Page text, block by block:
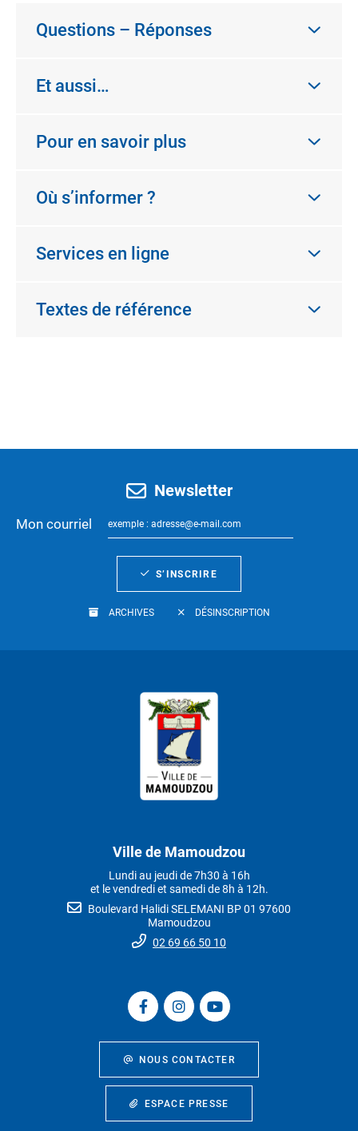
Questions – Réponses
Et aussi…
Pour en savoir plus
Où s’informer ?
Services en ligne
Textes de référence
Newsletter
Mon courriel
S’INSCRIRE
ARCHIVES DÉSINSCRIPTION
Ville de Mamoudzou
Lundi au jeudi de 7h30 à 16h
et le vendredi et samedi de 8h à 12h.
Boulevard Halidi SELEMANI BP 01 97600
Mamoudzou
02 69 66 50 10
NOUS CONTACTER
ESPACE PRESSE